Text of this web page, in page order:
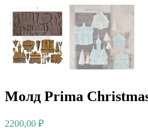
Молд Prima
2200,00 ₽